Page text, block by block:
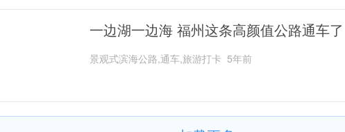
一边湖一边海 福州这条高颜值公路通车了
景观式滨海公路,通车,旅游打卡 5年前